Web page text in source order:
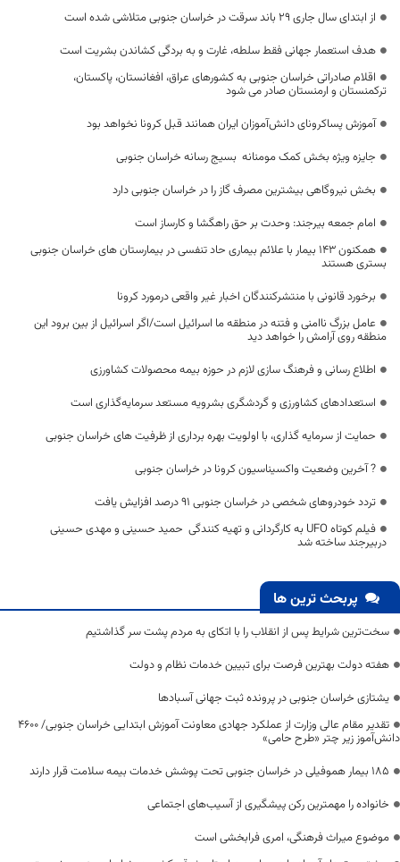
از ابتدای سال جاری ۲۹ باند سرقت در خراسان جنوبی متلاشی شده است
هدف استعمار جهانی فقط سلطه، غارت و به بردگی کشاندن بشریت است
اقلام صادراتی خراسان جنوبی به کشورهای عراق، افغانستان، پاکستان،
ترکمنستان و ارمنستان صادر می شود
آموزش پساکرونای دانش‌آموزان ایران همانند قبل کرونا نخواهد بود
جایزه ویژه بخش کمک مومنانه بسیج رسانه خراسان جنوبی
بخش نیروگاهی بیشترین مصرف گاز را در خراسان جنوبی دارد
امام جمعه بیرجند: وحدت بر حق راهگشا و کارساز است
همکنون 143 بیمار با علائم بیماری حاد تنفسی در بیمارستان های خراسان جنوبی
بستری هستند
برخورد قانونی با منتشرکنندگان اخبار غیر واقعی درمورد کرونا
عامل بزرگ ناامنی و فتنه در منطقه ما اسرائیل است/اگر اسرائیل از بین برود این
منطقه روی آرامش را خواهد دید
اطلاع رسانی و فرهنگ سازی لازم در حوزه بیمه محصولات کشاورزی
استعدادهای کشاورزی و گردشگری بشرویه مستعد سرمایه‌گذاری است
حمایت از سرمایه گذاری، با اولویت بهره برداری از ظرفیت های خراسان جنوبی
? آخرین وضعیت واکسیناسیون کرونا در خراسان جنوبی
تردد خودروهای شخصی در خراسان جنوبی ۹۱ درصد افزایش یافت
فیلم کوتاه UFO به کارگردانی و تهیه کنندگی حمید حسینی و مهدی حسینی
دربیرجند ساخته شد
پربحث ترین ها
سخت‌ترین شرایط پس از انقلاب را با اتکای به مردم پشت سر گذاشتیم
هفته دولت بهترین فرصت برای تبیین خدمات نظام و دولت
یشتازی خراسان جنوبی در پرونده ثبت جهانی آسبادها
تقدیر مقام عالی وزارت از عملکرد جهادی معاونت آموزش ابتدایی خراسان جنوبی/ ۴۶۰۰
دانش‌آموز زیر چتر «طرح حامی»
۱۸۵ بیمار هموفیلی در خراسان جنوبی تحت پوشش خدمات بیمه سلامت قرار دارند
خانواده را مهمترین رکن پیشگیری از آسیب‌های اجتماعی
موضوع میراث فرهنگی، امری فرابخشی است